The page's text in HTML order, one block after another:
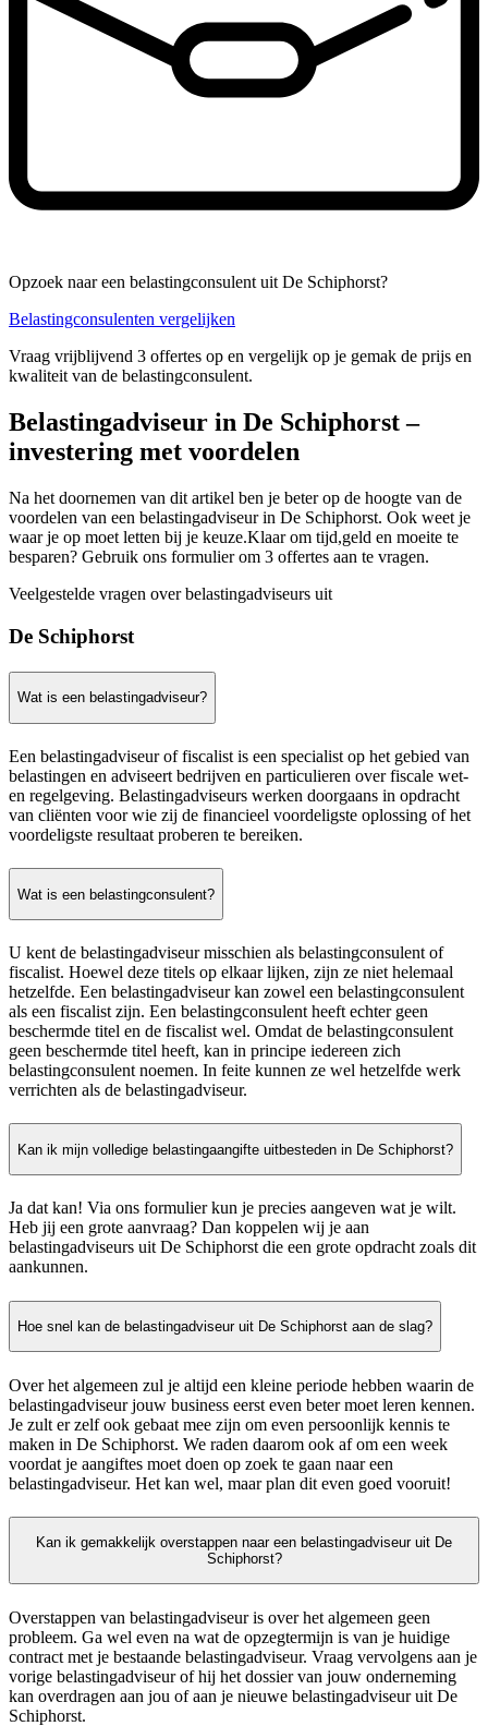
Opzoek naar een belastingconsulent uit De Schiphorst?
Belastingconsulenten vergelijken
Vraag vrijblijvend 3 offertes op en vergelijk op je gemak de prijs en
kwaliteit van de belastingconsulent.
Belastingadviseur in De Schiphorst –
investering met voordelen
Na het doornemen van dit artikel ben je beter op de hoogte van de
voordelen van een belastingadviseur in De Schiphorst. Ook weet je
waar je op moet letten bij je keuze.Klaar om tijd,geld en moeite te
besparen? Gebruik ons formulier om 3 offertes aan te vragen.
Veelgestelde vragen over belastingadviseurs uit
De Schiphorst
Wat is een belastingadviseur?
Een belastingadviseur of fiscalist is een specialist op het gebied van
belastingen en adviseert bedrijven en particulieren over fiscale wet-
en regelgeving. Belastingadviseurs werken doorgaans in opdracht
van cliënten voor wie zij de financieel voordeligste oplossing of het
voordeligste resultaat proberen te bereiken.
Wat is een belastingconsulent?
U kent de belastingadviseur misschien als belastingconsulent of
fiscalist. Hoewel deze titels op elkaar lijken, zijn ze niet helemaal
hetzelfde. Een belastingadviseur kan zowel een belastingconsulent
als een fiscalist zijn. Een belastingconsulent heeft echter geen
beschermde titel en de fiscalist wel. Omdat de belastingconsulent
geen beschermde titel heeft, kan in principe iedereen zich
belastingconsulent noemen. In feite kunnen ze wel hetzelfde werk
verrichten als de belastingadviseur.
Kan ik mijn volledige belastingaangifte uitbesteden in De Schiphorst?
Ja dat kan! Via ons formulier kun je precies aangeven wat je wilt.
Heb jij een grote aanvraag? Dan koppelen wij je aan
belastingadviseurs uit De Schiphorst die een grote opdracht zoals dit
aankunnen.
Hoe snel kan de belastingadviseur uit De Schiphorst aan de slag?
Over het algemeen zul je altijd een kleine periode hebben waarin de
belastingadviseur jouw business eerst even beter moet leren kennen.
Je zult er zelf ook gebaat mee zijn om even persoonlijk kennis te
maken in De Schiphorst. We raden daarom ook af om een week
voordat je aangiftes moet doen op zoek te gaan naar een
belastingadviseur. Het kan wel, maar plan dit even goed vooruit!
Kan ik gemakkelijk overstappen naar een belastingadviseur uit De
Schiphorst?
Overstappen van belastingadviseur is over het algemeen geen
probleem. Ga wel even na wat de opzegtermijn is van je huidige
contract met je bestaande belastingadviseur. Vraag vervolgens aan je
vorige belastingadviseur of hij het dossier van jouw onderneming
kan overdragen aan jou of aan je nieuwe belastingadviseur uit De
Schiphorst.